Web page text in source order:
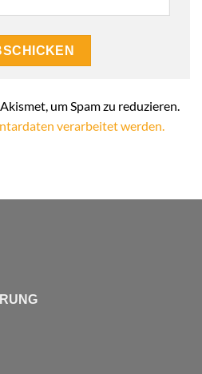
um Spam zu reduzieren.
verarbeitet werden.